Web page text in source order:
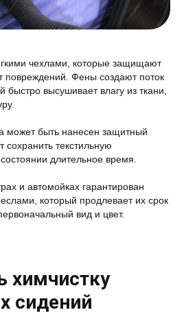
чехлами, которые защищают
повреждений. Фены создают поток
быстро высушивает влагу из ткани,
может быть нанесен защитный
сохранить текстильную
длительное время.
и автомойках гарантирован
который продлевает их срок
вид и цвет.
химчистку
сидений